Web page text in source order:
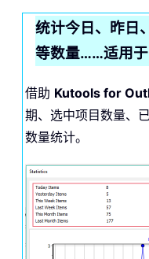
统计今日、昨日
等数量……适用
借助 Kutools for
期、选中项目数量、
数量统计。